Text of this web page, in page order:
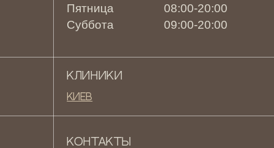
Пятница
08:00-20:00
Суббота
09:00-20:00
КЛИНИКИ
Киев
КОНТАКТЫ